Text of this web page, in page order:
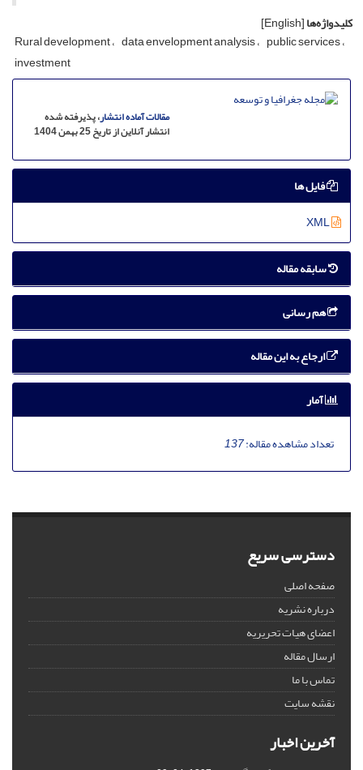
کلیدواژه‌ها[English]
Rural development data envelopment analysis public services
investment
مقالات آماده انتشار، پذیرفته شده
انتشار آنلاین از تاریخ 25 بهمن 1404
فایل ها
سابقه مقاله
هم رسانی
ارجاع به این مقاله
آمار
تعداد مشاهده مقاله:137
دسترسی سریع
صفحه اصلی
درباره نشریه
اعضای هیات تحریریه
ارسال مقاله
تماس با ما
نقشه سایت
آخرین اخبار